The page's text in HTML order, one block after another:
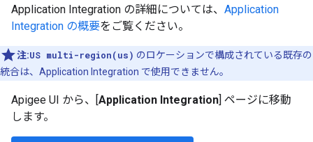
Application Integration の詳細については、 Application
Integration の概要をご覧ください。
注:US multi-region(us) のロケーションで構成されている既存の
統合は、Application Integration で使用できません。
Apigee UI から、[Application Integration] ページに移動
します。